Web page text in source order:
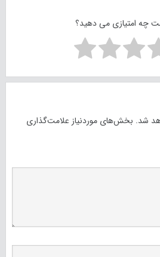
چه امتیازی می دهید؟
شد. بخش‌های موردنیاز علامت‌گذاری